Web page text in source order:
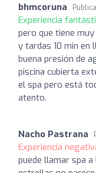
bhmcoruna
Experiencia
pero que tiene
y tardas 10 min en
buena presión de
piscina cubierta
el spa pero está
atento.
Nacho Pastrana
Experiencia
puede llamar spa